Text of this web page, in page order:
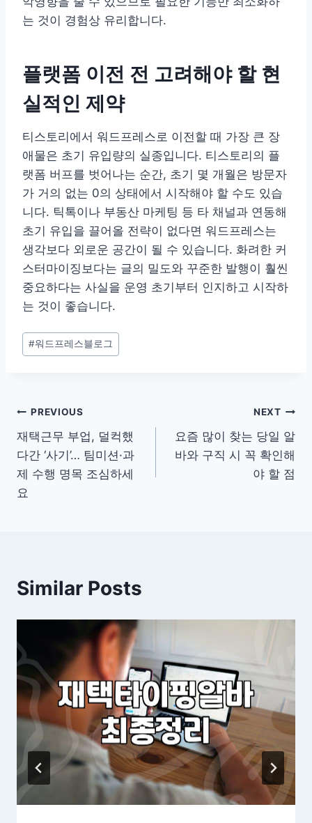
는 것이 경험상 유리합니다.
플랫폼 이전 전 고려해야 할 현
실적인 제약
티스토리에서 워드프레스로 이전할 때 가장 큰 장
애물은 초기 유입량의 실종입니다. 티스토리의 플
랫폼 버프를 벗어나는 순간, 초기 몇 개월은 방문자
가 거의 없는 0의 상태에서 시작해야 할 수도 있습
니다. 틱톡이나 부동산 마케팅 등 타 채널과 연동해
초기 유입을 끌어올 전략이 없다면 워드프레스는
생각보다 외로운 공간이 될 수 있습니다. 화려한 커
스터마이징보다는 글의 밀도와 꾸준한 발행이 훨씬
중요하다는 사실을 운영 초기부터 인지하고 시작하
는 것이 좋습니다.
Post
Tags:
#워드프레스블로그
글
탐
색
PREVIOUS
재택근무 부업, 덜컥했
다간 ‘사기’… 팀미션·과
제 수행 명목 조심하세
요
NEXT
요즘 많이 찾는 당일 알
바와 구직 시 꼭 확인해
야 할 점
Similar Posts